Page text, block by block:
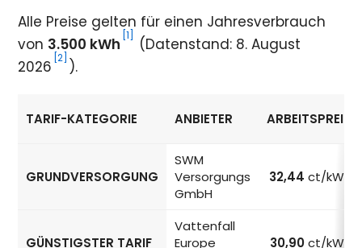
Alle Preise gelten für einen Jahresverbrauch
von 3.500 kWh [1]
(Datenstand: 8. August
2026 [2] ).
Strompreise in München nach Tarif-Kategorie
TARIF-KATEGORIE ANBIETER ARBEITSPREIS
GRUNDVERSORGUNG
SWM
Versorgungs
GmbH
32,44 ct/kWh
GÜNSTIGSTER TARIF
Vattenfall
Europe
30,90ct/kWh